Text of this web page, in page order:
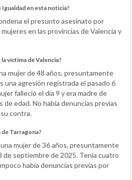
en esta noticia?
el presunto asesinato por
en las provincias de Valencia y
víctima de Valencia?
mujer de 48 años, presuntamente
una agresión registrada el pasado 6
falleció el día 9 y era madre de
edad. No había denuncias previas
contra.
de Tarragona?
mujer de 36 años, presuntamente
de septiembre de 2025. Tenía cuatro
había denuncias previas por